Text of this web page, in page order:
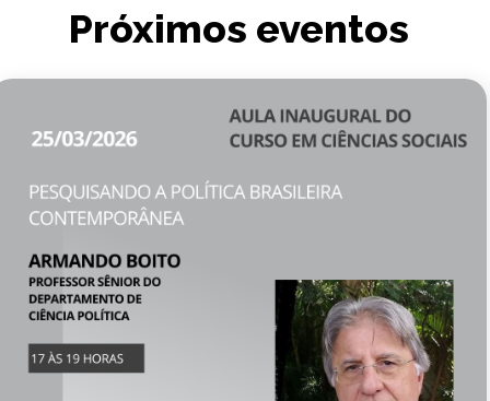
Próximos eventos